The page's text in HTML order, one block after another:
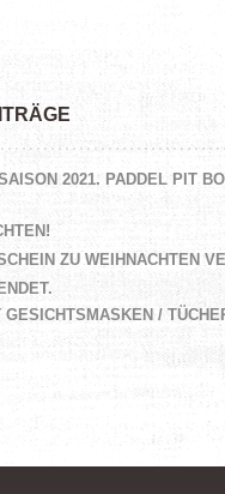
2021. PADDEL PIT
ZU WEIHNACHTEN
GESICHTSMASKEN /